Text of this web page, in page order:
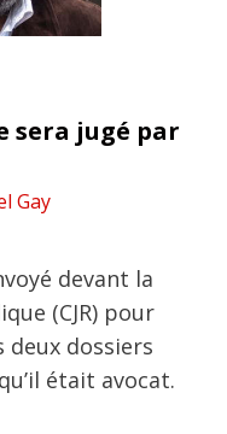
sera jugé par
Gay
devant la
(CJR) pour
deux dossiers
était avocat.